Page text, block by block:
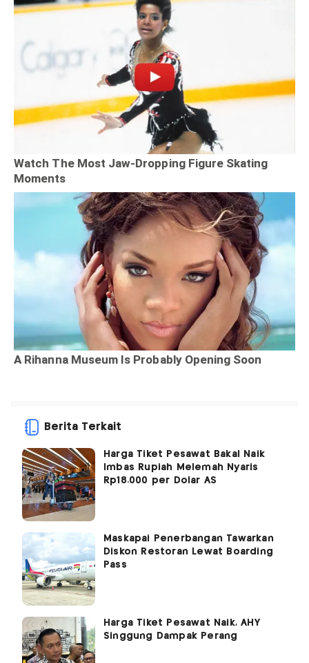
Berita Terkait
Harga Tiket Pesawat Bakal Naik
Imbas Rupiah Melemah Nyaris
Rp18.000 per Dolar AS
Maskapai Penerbangan Tawarkan
Diskon Restoran Lewat Boarding
Pass
Harga Tiket Pesawat Naik, AHY
Singgung Dampak Perang